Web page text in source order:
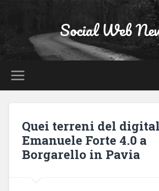
Social Web
Quei terreni del
Emanuele Forte 4.0 a
Borgarello in Pavia